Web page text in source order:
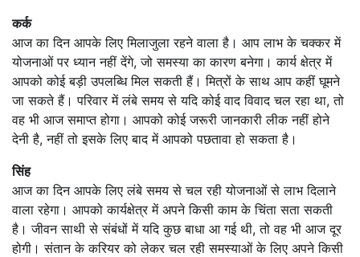
कर्क
आज का दिन आपके लिए मिलाजुला रहने वाला है। आप लाभ के चक्कर में
योजनाओं पर ध्यान नहीं देंगे, जो समस्या का कारण बनेगा। कार्य क्षेत्र में
आपको कोई बड़ी उपलब्धि मिल सकती हैं। मित्रों के साथ आप कहीं घूमने
जा सकते हैं। परिवार में लंबे समय से यदि कोई वाद विवाद चल रहा था, तो
वह भी आज समाप्त होगा। आपको कोई जरूरी जानकारी लीक नहीं होने
देनी है, नहीं तो इसके लिए बाद में आपको पछतावा हो सकता है।
सिंह
आज का दिन आपके लिए लंबे समय से चल रही योजनाओं से लाभ दिलाने
वाला रहेगा। आपको कार्यक्षेत्र में अपने किसी काम के चिंता सता सकती
है। जीवन साथी से संबंधों में यदि कुछ बाधा आ गई थी, तो वह भी आज दूर
होगी। संतान के करियर को लेकर चल रही समस्याओं के लिए अपने किसी